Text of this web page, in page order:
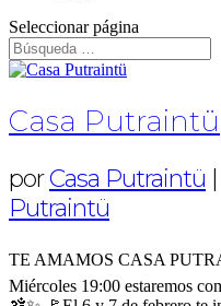
Seleccionar página
Casa Putraintü
porCasa Putraintü |
Putraintü
TE AMAMOS CASA
Miércoles 19:00 estaremos